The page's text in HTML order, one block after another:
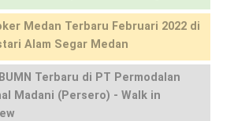
Medan Terbaru Februari 2022 di
Alam Segar Medan
Terbaru di PT Permodalan
Madani (Persero) - Walk in